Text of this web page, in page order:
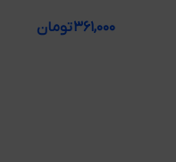
۳۶۱,۰۰۰تومان